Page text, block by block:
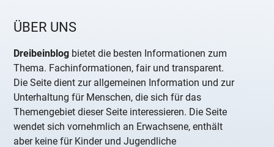
ÜBER UNS
Dreibeinblog bietet die besten Informationen zum
Thema. Fachinformationen, fair und transparent.
Die Seite dient zur allgemeinen Information und zur
Unterhaltung für Menschen, die sich für das
Themengebiet dieser Seite interessieren. Die Seite
wendet sich vornehmlich an Erwachsene, enthält
aber keine für Kinder und Jugendliche